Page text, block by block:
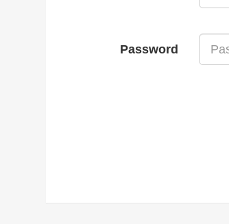
Password